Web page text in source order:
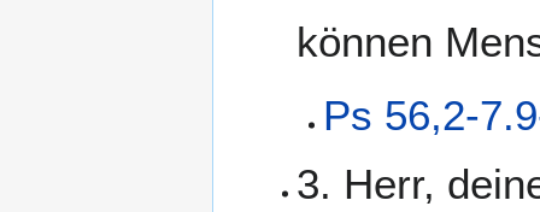
können
Ps 56,2-
3. Herr,